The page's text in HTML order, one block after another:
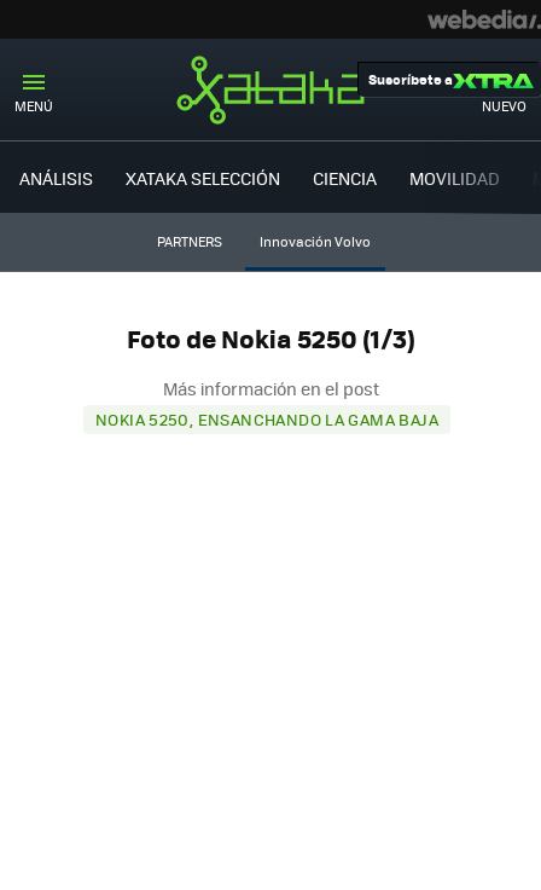
MENÚ NUEVO
Suscríbete a
ANÁLISIS XATAKA SELECCIÓN CIENCIA MOVILIDAD
PARTNERS Innovación Volvo
Foto de Nokia 5250 (1/3)
Más información en el post
NOKIA 5250, ENSANCHANDO LA GAMA BAJA